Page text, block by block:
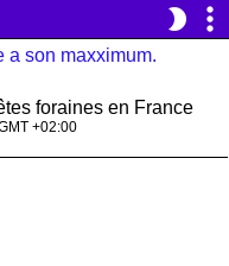
brightness_2 more_vert
foraines en France
+02:00